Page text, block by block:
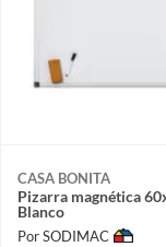
CASA BONITA
Pizarra magnética
Blanco
Por SODIMAC